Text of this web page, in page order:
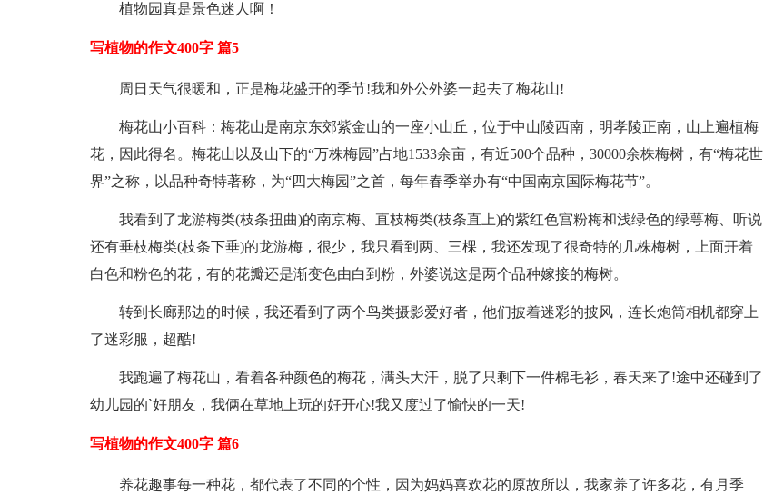
植物园真是景色迷人啊！
写植物的作文400字 篇5
周日天气很暖和，正是梅花盛开的季节!我和外公外婆一起去了梅花山!
梅花山小百科：梅花山是南京东郊紫金山的一座小山丘，位于中山陵西南，明孝陵正南，山上遍植梅
花，因此得名。梅花山以及山下的“万株梅园”占地1533余亩，有近500个品种，30000余株梅树，有“梅花世
界”之称，以品种奇特著称，为“四大梅园”之首，每年春季举办有“中国南京国际梅花节”。
我看到了龙游梅类(枝条扭曲)的南京梅、直枝梅类(枝条直上)的紫红色宫粉梅和浅绿色的绿萼梅、听说
还有垂枝梅类(枝条下垂)的龙游梅，很少，我只看到两、三棵，我还发现了很奇特的几株梅树，上面开着
白色和粉色的花，有的花瓣还是渐变色由白到粉，外婆说这是两个品种嫁接的梅树。
转到长廊那边的时候，我还看到了两个鸟类摄影爱好者，他们披着迷彩的披风，连长炮筒相机都穿上
了迷彩服，超酷!
我跑遍了梅花山，看着各种颜色的梅花，满头大汗，脱了只剩下一件棉毛衫，春天来了!途中还碰到了
幼儿园的`好朋友，我俩在草地上玩的好开心!我又度过了愉快的一天!
写植物的作文400字 篇6
养花趣事每一种花，都代表了不同的个性，因为妈妈喜欢花的原故所以，我家养了许多花，有月季